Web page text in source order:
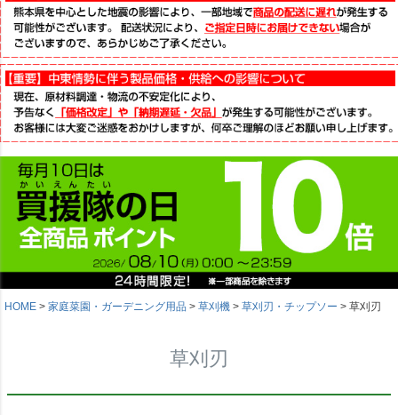
HOME 家庭菜園・ガーデニング用品 草刈機 草刈刃・チップソー 草刈刃
草刈刃